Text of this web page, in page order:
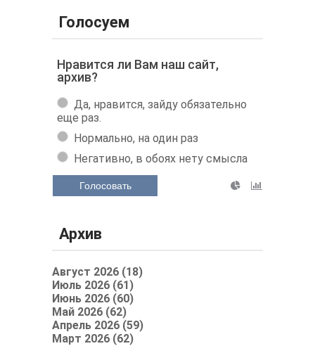
Голосуем
Нравится ли Вам наш сайт,
архив?
Да, нравится, зайду обязательно
еще раз.
Нормально, на один раз
Негативно, в обоях нету смысла
Голосовать
Архив
Август 2026 (18)
Июль 2026 (61)
Июнь 2026 (60)
Май 2026 (62)
Апрель 2026 (59)
Март 2026 (62)